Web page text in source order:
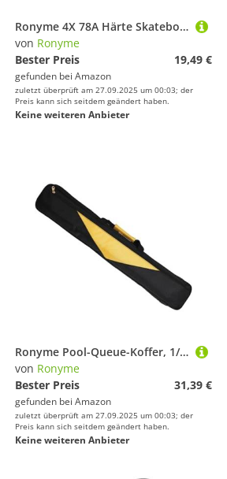
Ronyme 4X 78A Härte Skateboard Räder 70X51mm Longboard Rollenteile, Schwarz, 70 x 51 mm
von Ronyme
Bester Preis
19,49 €
gefunden bei Amazon
zuletzt überprüft am 27.09.2025 um 00:03; der
Preis kann sich seitdem geändert haben.
Keine weiteren Anbieter
Ronyme Pool-Queue-Koffer, 1/2 Schlägertasche, staubdicht, wasserabweisend, Geschenk, Kratzfest, Billardzubehör, 2 Queues, Kapazitätsschutz, Schwarz
von Ronyme
Bester Preis
31,39 €
gefunden bei Amazon
zuletzt überprüft am 27.09.2025 um 00:03; der
Preis kann sich seitdem geändert haben.
Keine weiteren Anbieter